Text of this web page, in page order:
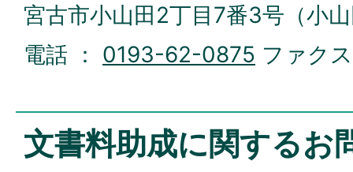
宮古市小山田2丁目7番3号（小
電話 ： 0193-62-0875 ファク
文書料助成に関するお